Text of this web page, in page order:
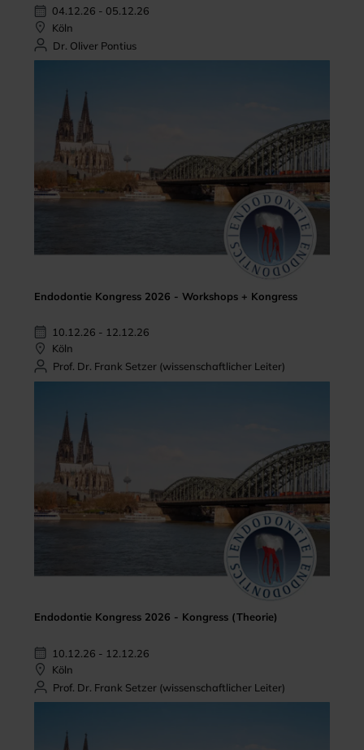
04.12.26 - 05.12.26
Köln
Dr. Oliver Pontius
Endodontie Kongress 2026 - Workshops + Kongress
10.12.26 - 12.12.26
Köln
Prof. Dr. Frank Setzer (wissenschaftlicher Leiter)
Endodontie Kongress 2026 - Kongress (Theorie)
10.12.26 - 12.12.26
Köln
Prof. Dr. Frank Setzer (wissenschaftlicher Leiter)